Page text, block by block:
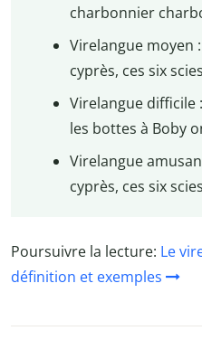
charbonnier
Virelangue moyen
cyprès, ces six
Virelangue difficile
les bottes à Boby
Virelangue
cyprès, ces six
Poursuivre la lecture: Le
définition et exemples